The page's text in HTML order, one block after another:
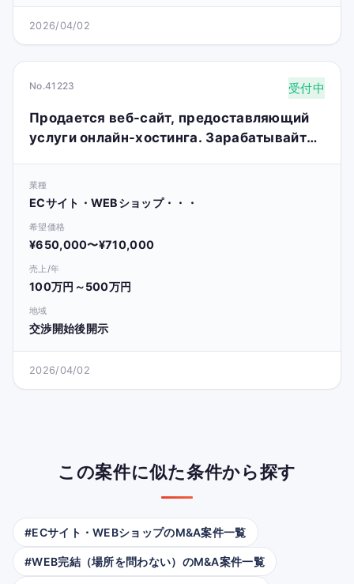
2026/04/02
No.41223 受付中
Продается веб-сайт, предоставляющий
услуги онлайн-хостинга. Зарабатывайте
業種
ECサイト・WEBショップ・・・
希望価格
¥650,000〜¥710,000
売上/年
100万円～500万円
地域
交渉開始後開示
2026/04/02
この案件に似た条件から探す
#ECサイト・WEBショップのM&A案件一覧
#WEB完結（場所を問わない）のM&A案件一覧